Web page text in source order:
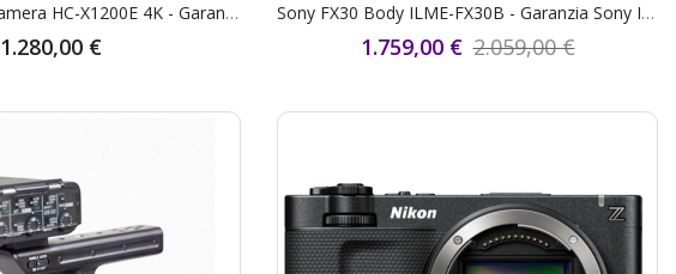
Panasonic Videocamera HC-X1200E 4K - Garanzia Fowa 4 Anni
1.280,00 €
Sony FX30 Body ILME-FX30B - Garanzia Sony Italia 2+1 Anni - "STUDENT CASHBACK € 250,00" - "SCONTO CASSA SONY € 300,00"
1.759,00 € 2.059,00 €